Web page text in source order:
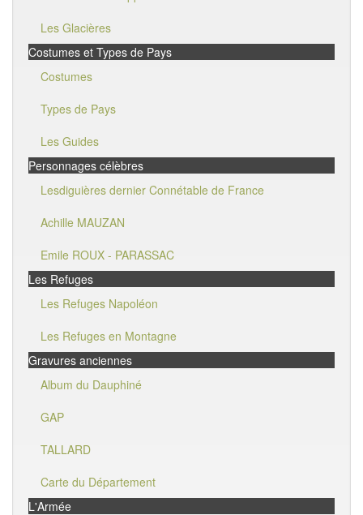
Les Glacières
Costumes et Types de Pays
Costumes
Types de Pays
Les Guides
Personnages célèbres
Lesdiguières dernier Connétable de France
Achille MAUZAN
Emile ROUX - PARASSAC
Les Refuges
Les Refuges Napoléon
Les Refuges en Montagne
Gravures anciennes
Album du Dauphiné
GAP
TALLARD
Carte du Département
L'Armée